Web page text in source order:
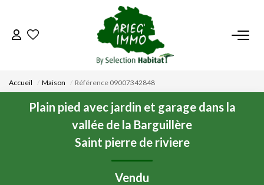
ACCUEIL
NOS BIENS
VENDRE UN BIEN
DÉPOSEZ VOTRE RECHERCHE
Accueil Maison Référence 09007342848
Plain pied avec jardin et garage dans la
vallée de la Barguillère
Saint pierre de riviere
Vendu